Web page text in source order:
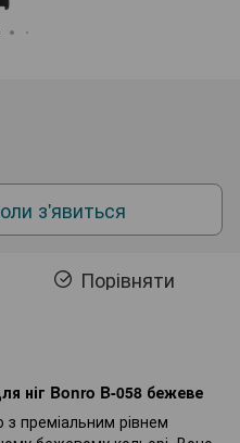
з'явиться
Порівняти
ніг Bonro B-058 бежеве
преміальним рівнем